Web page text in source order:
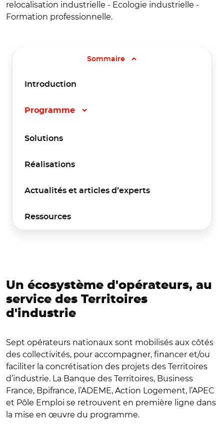
relocalisation industrielle - Ecologie industrielle -
Formation professionnelle.
Sommaire
Introduction
Programme
Solutions
Réalisations
Actualités et articles d’experts
Ressources
Un écosystème d'opérateurs, au
service des Territoires
d'industrie
Sept opérateurs nationaux sont mobilisés aux côtés
des collectivités, pour accompagner, financer et/ou
faciliter la concrétisation des projets des Territoires
d’industrie. La Banque des Territoires, Business
France, Bpifrance, l’ADEME, Action Logement, l’APEC
et Pôle Emploi se retrouvent en première ligne dans
la mise en œuvre du programme.